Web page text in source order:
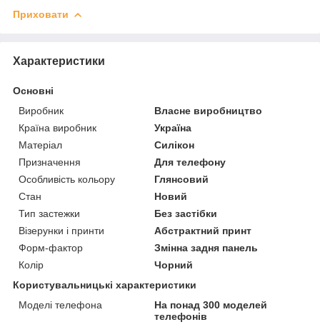
Приховати
Характеристики
Основні
Виробник
Власне виробництво
Країна виробник
Україна
Матеріал
Силікон
Призначення
Для телефону
Особливість кольору
Глянсовий
Стан
Новий
Тип застежки
Без застібки
Візерунки і принти
Абстрактний принт
Форм-фактор
Змінна задня панель
Колір
Чорний
Користувальницькі характеристики
Моделі телефона
На понад 300 моделей
телефонів